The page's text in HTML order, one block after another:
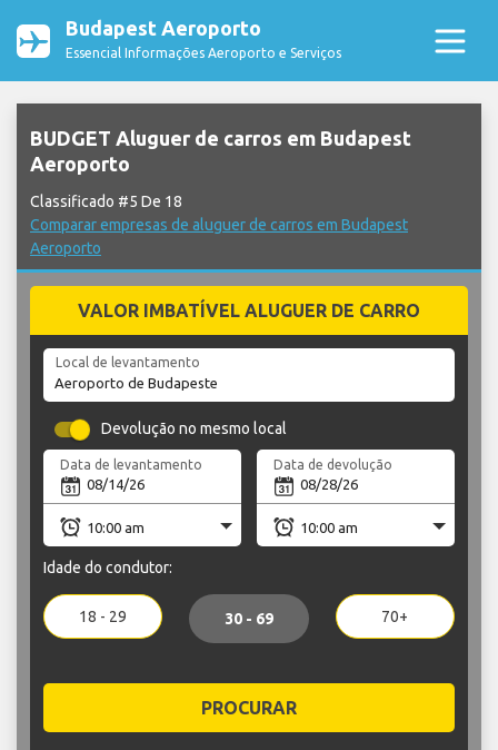
Budapest Aeroporto
Essencial Informações Aeroporto e Serviços
BUDGET Aluguer de carros em Budapest
Aeroporto
Classificado #5 De 18
Comparar empresas de aluguer de carros em Budapest
Aeroporto
VALOR IMBATÍVEL ALUGUER DE CARRO
Local de levantamento
Devolução no mesmo local
Data de levantamento Data de devolução
Idade do condutor:
18 - 29 30 - 69 70+
PROCURAR